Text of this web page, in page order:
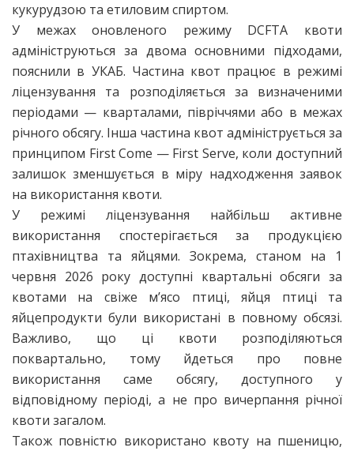
кукурудзою та етиловим спиртом.
У межах оновленого режиму DCFTA квоти
адмініструються за двома основними підходами,
пояснили в УКАБ. Частина квот працює в режимі
ліцензування та розподіляється за визначеними
періодами — кварталами, півріччями або в межах
річного обсягу. Інша частина квот адмініструється за
принципом First Come — First Serve, коли доступний
залишок зменшується в міру надходження заявок
на використання квоти.
У режимі ліцензування найбільш активне
використання спостерігається за продукцією
птахівництва та яйцями. Зокрема, станом на 1
червня 2026 року доступні квартальні обсяги за
квотами на свіже м’ясо птиці, яйця птиці та
яйцепродукти були використані в повному обсязі.
Важливо, що ці квоти розподіляються
поквартально, тому йдеться про повне
використання саме обсягу, доступного у
відповідному періоді, а не про вичерпання річної
квоти загалом.
Також повністю використано квоту на пшеницю,